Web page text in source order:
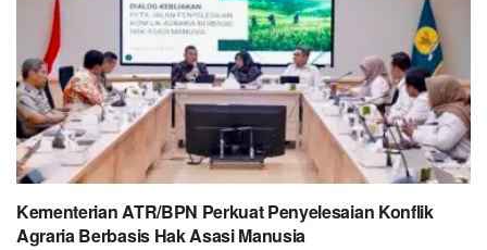
Kementerian ATR/BPN Perkuat Penyelesaian Konflik
Agraria Berbasis Hak Asasi Manusia